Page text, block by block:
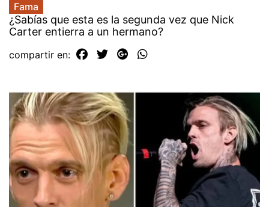
Fama
¿Sabías que esta es la segunda vez que Nick
Carter entierra a un hermano?
compartir en: